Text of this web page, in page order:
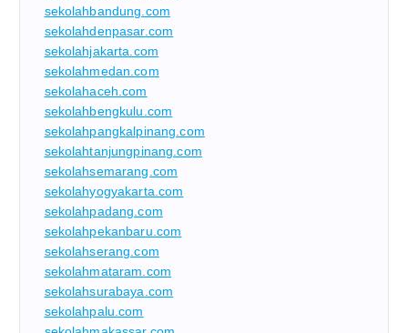
sekolahbandung.com
sekolahdenpasar.com
sekolahjakarta.com
sekolahmedan.com
sekolahaceh.com
sekolahbengkulu.com
sekolahpangkalpinang.com
sekolahtanjungpinang.com
sekolahsemarang.com
sekolahyogyakarta.com
sekolahpadang.com
sekolahpekanbaru.com
sekolahserang.com
sekolahmataram.com
sekolahsurabaya.com
sekolahpalu.com